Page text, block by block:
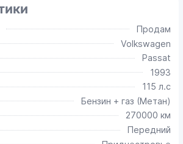
Продам
Volkswagen
Passat
1993
115 л.с
Бензин + газ (Метан)
270000 км
Передний